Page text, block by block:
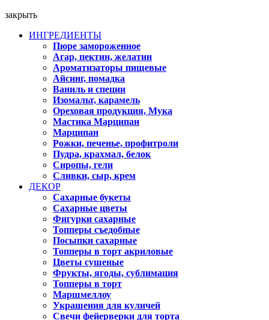
закрыть
ИНГРЕДИЕНТЫ
Пюре замороженное
Агар, пектин, желатин
Ароматизаторы пищевые
Айсинг, помадка
Ваниль и специи
Изомальт, карамель
Ореховая продукция, Мука
Мастика Марципан
Марципан
Рожки, печенье, профитроли
Пудра, крахмал, белок
Сиропы, гели
Сливки, сыр, крем
ДЕКОР
Сахарные букеты
Сахарные цветы
Фигурки сахарные
Топперы съедобные
Посыпки сахарные
Топперы в торт акриловые
Цветы сушеные
Фрукты, ягоды, сублимация
Топперы в торт
Маршмеллоу
Украшения для куличей
Свечи фейерверки для торта